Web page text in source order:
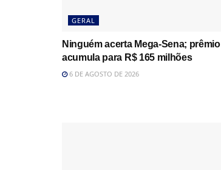
GERAL
Ninguém acerta Mega-Sena; prêmio
acumula para R$ 165 milhões
6 DE AGOSTO DE 2026